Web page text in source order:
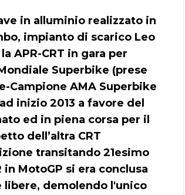
in alluminio realizzato in
impianto di scarico Leo
APR-CRT in gara per
Superbike (prese
Campione AMA Superbike
inizio 2013 a favore del
ed in piena corsa per il
dell’altra CRT
transitando 21esimo
MotoGP si era conclusa
libere, demolendo l'unico